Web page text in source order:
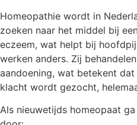
Homeopathie wordt in
zoeken naar het middel bij
eczeem, wat helpt bij
werken anders. Zij
aandoening, wat betekent
klacht wordt gezocht,
Als nieuwetijds homeopaat